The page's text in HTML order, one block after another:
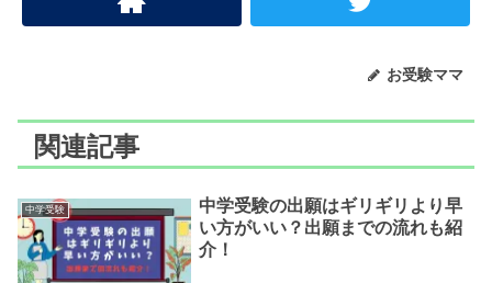
お受験ママ
関連記事
中学受験
中学受験の出願はギリギリより早
い方がいい？出願までの流れも紹
介！